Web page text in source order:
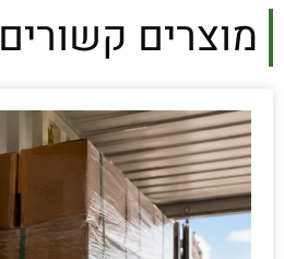
מוצרים קשורים